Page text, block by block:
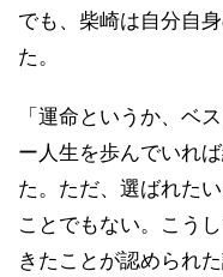
でも、柴崎は自分自
た。
「運命というか、ベ
ー人生を歩んでいれ
た。ただ、選ばれた
ことでもない。こう
きたことが認められ